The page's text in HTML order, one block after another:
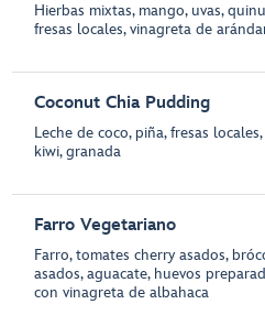
Hierbas mixtas, mango, uvas,
fresas locales, vinagreta de
Coconut Chia Pudding
Leche de coco, piña, fresas
kiwi, granada
Farro Vegetariano
Farro, tomates cherry asados,
asados, aguacate, huevos
con vinagreta de albahaca